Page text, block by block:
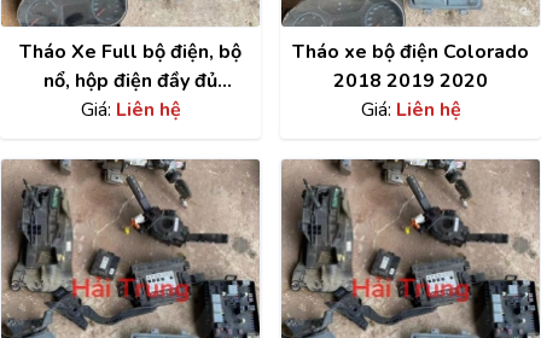
Tháo Xe Full bộ điện, bộ
nổ, hộp điện đầy đủ
Chevrolet Colorado
Giá: Liên hệ
Tháo xe bộ điện Colorado
2018 2019 2020
Giá: Liên hệ